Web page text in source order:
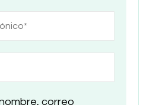
correo